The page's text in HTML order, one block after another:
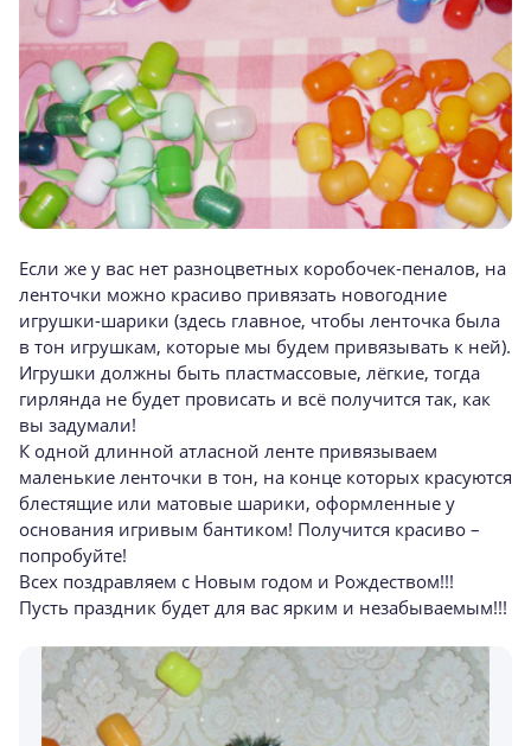
Если же у вас нет разноцветных коробочек-пеналов, на
ленточки можно красиво привязать новогодние
игрушки-шарики (здесь главное, чтобы ленточка была
в тон игрушкам, которые мы будем привязывать к ней).
Игрушки должны быть пластмассовые, лёгкие, тогда
гирлянда не будет провисать и всё получится так, как
вы задумали!
К одной длинной атласной ленте привязываем
маленькие ленточки в тон, на конце которых красуются
блестящие или матовые шарики, оформленные у
основания игривым бантиком! Получится красиво –
попробуйте!
Всех поздравляем с Новым годом и Рождеством!!!
Пусть праздник будет для вас ярким и незабываемым!!!